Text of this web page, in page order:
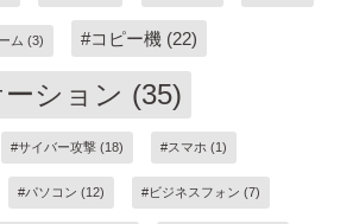
ム (3) #コピー機 (22)
ション (35)
#サイバー攻撃 (18) #スマホ (1)
#パソコン (12) #ビジネスフォン (7)